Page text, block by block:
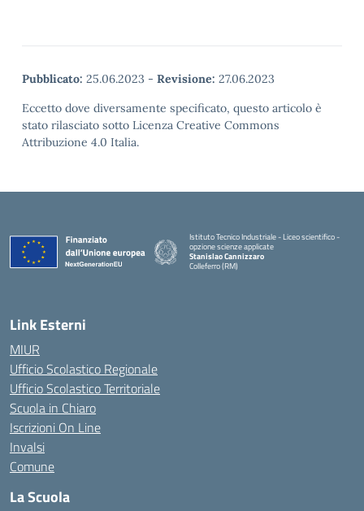
Pubblicato: 25.06.2023 - Revisione: 27.06.2023
Eccetto dove diversamente specificato, questo articolo è
stato rilasciato sotto Licenza Creative Commons
Attribuzione 4.0 Italia.
Istituto Tecnico Industriale - Liceo scientifico -
opzione scienze applicate
Stanislao Cannizzaro
Colleferro (RM)
Link Esterni
MIUR
Ufficio Scolastico Regionale
Ufficio Scolastico Territoriale
Scuola in Chiaro
Iscrizioni On Line
Invalsi
Comune
La Scuola